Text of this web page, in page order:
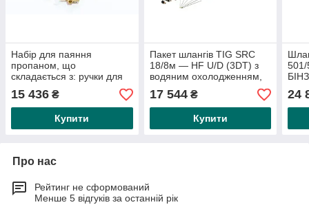
Набір для паяння
пропаном, що
складається з: ручки для
пропану, невеликого
регулятора тиску з
комбінованим
15 436 ₴
Купити
Пакет шлангів TIG SRC
18/8м — HF U/D (3DT) з
водяним охолодженням,
заглушка Ø 13 мм 35/50
мм2, вмик. Регулятор
17 544₴
Купити
24
Про нас
Рейтинг не сформований
Менше 5 відгуків за останній рік